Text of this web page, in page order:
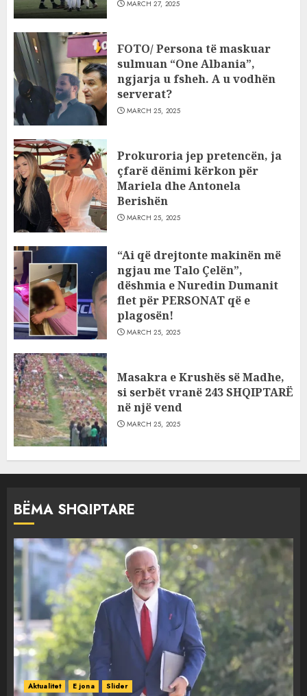
MARCH 27, 2025
FOTO/ Persona të maskuar
sulmuan “One Albania”,
ngjarja u fsheh. A u vodhën
serverat?
MARCH 25, 2025
Prokuroria jep pretencën, ja
çfarë dënimi kërkon për
Mariela dhe Antonela
Berishën
MARCH 25, 2025
“Ai që drejtonte makinën më
ngjau me Talo Çelën”,
dëshmia e Nuredin Dumanit
flet për PERSONAT që e
plagosën!
MARCH 25, 2025
Masakra e Krushës së Madhe,
si serbët vranë 243 SHQIPTARË
në një vend
MARCH 25, 2025
BËMA SHQIPTARE
Aktualitet E jona Slider